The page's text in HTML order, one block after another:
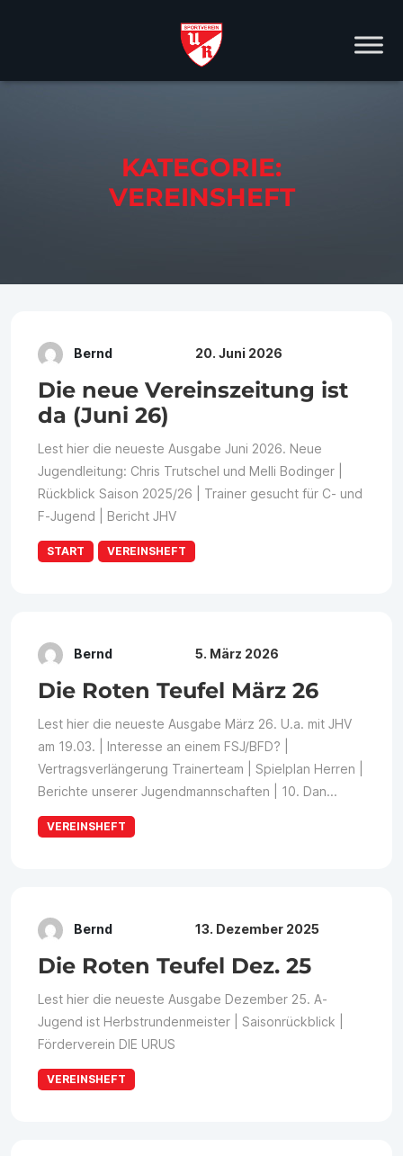
KATEGORIE:
VEREINSHEFT
Bernd 20. Juni 2026
Die neue Vereinszeitung ist
da (Juni 26)
Lest hier die neueste Ausgabe Juni 2026. Neue
Jugendleitung: Chris Trutschel und Melli Bodinger |
Rückblick Saison 2025/26 | Trainer gesucht für C- und
F-Jugend | Bericht JHV
START VEREINSHEFT
Bernd 5. März 2026
Die Roten Teufel März 26
Lest hier die neueste Ausgabe März 26. U.a. mit JHV
am 19.03. | Interesse an einem FSJ/BFD? |
Vertragsverlängerung Trainerteam | Spielplan Herren |
Berichte unserer Jugendmannschaften | 10. Dan...
VEREINSHEFT
Bernd 13. Dezember 2025
Die Roten Teufel Dez. 25
Lest hier die neueste Ausgabe Dezember 25. A-
Jugend ist Herbstrundenmeister | Saisonrückblick |
Förderverein DIE URUS
VEREINSHEFT